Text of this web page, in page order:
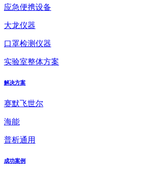
应急便携设备
大龙仪器
口罩检测仪器
实验室整体方案
解决方案
赛默飞世尔
海能
普析通用
成功案例